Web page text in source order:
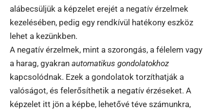
alábecsüljük a képzelet erejét a negatív érzelmek
kezelésében, pedig egy rendkívül hatékony eszköz
lehet a kezünkben.
A negatív érzelmek, mint a szorongás, a félelem vagy
a harag, gyakran automatikus gondolatokhoz
kapcsolódnak. Ezek a gondolatok torzíthatják a
valóságot, és felerősíthetik a negatív érzéseket. A
képzelet itt jön a képbe, lehetővé téve számunkra,